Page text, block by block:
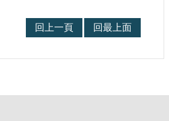
回上一頁 回最上面